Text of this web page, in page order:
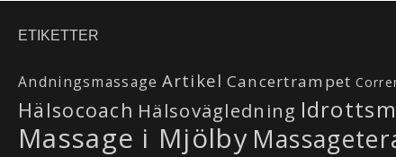
ETIKETTER
Andningsmassage Artikel Cancertrampet
Hälsocoach Hälsovägledning
Massage i Mjölby